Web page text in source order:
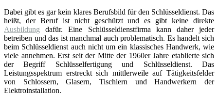
Dabei gibt es gar kein klares Berufsbild für den Schlüsseldienst. Das
heißt, der Beruf ist nicht geschützt und es gibt keine direkte
Ausbildung dafür. Eine Schlüsseldienstfirma kann daher jeder
betreiben und das ist manchmal auch problematisch. Es handelt sich
beim Schlüsseldienst auch nicht um ein klassisches Handwerk, wie
viele annehmen. Erst seit der Mitte der 1960er Jahre etablierte sich
der Begriff Schlüsselfertigung und Schlüsseldienst. Das
Leistungsspektrum erstreckt sich mittlerweile auf Tätigkeitsfelder
von Schlossern, Glasern, Tischlern und Handwerkern der
Elektroinstallation.